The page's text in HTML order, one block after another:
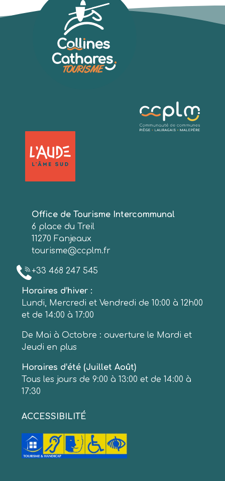
Office de Tourisme Intercommunal
6 place du Treil
11270 Fanjeaux
tourisme@ccplm.fr
+33 468 247 545
Horaires d’hiver :
Lundi, Mercredi et Vendredi de 10:00 à 12h00
et de 14:00 à 17:00
De Mai à Octobre : ouverture le Mardi et
Jeudi en plus
Horaires d’été (Juillet Août)
Tous les jours de 9:00 à 13:00 et de 14:00 à
17:30
ACCESSIBILITÉ